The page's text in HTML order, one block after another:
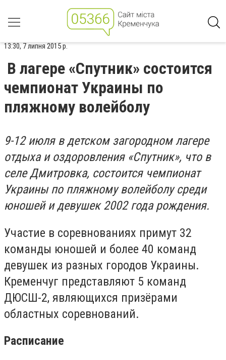
13:30, 7 липня 2015 р.
В лагере «Спутник» состоится
чемпионат Украины по
пляжному волейболу
9-12 июля в детском загородном лагере
отдыха и оздоровления «Спутник», что в
селе Дмитровка, состоится чемпионат
Украины по пляжному волейболу среди
юношей и девушек 2002 года рождения.
Участие в соревнованиях примут 32
команды юношей и более 40 команд
девушек из разных городов Украины.
Кременчуг представляют 5 команд
ДЮСШ-2, являющихся призёрами
областных соревнований.
Расписание